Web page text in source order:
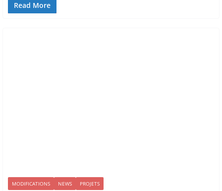
Read More
MODIFICATIONS NEWS PROJETS